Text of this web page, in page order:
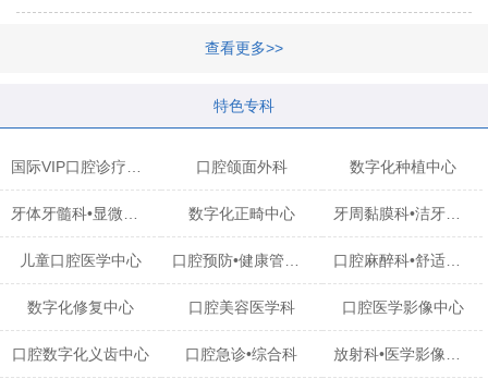
查看更多>>
特色专科
口腔颌面外科 数字化种植中心
数字化正畸中心 牙周黏膜科•洁牙中心
儿童口腔医学中心 口腔麻醉科•舒适化诊疗中心
数字化修复中心 口腔美容医学科 口腔医学影像中心
口腔数字化义齿中心 口腔急诊•综合科